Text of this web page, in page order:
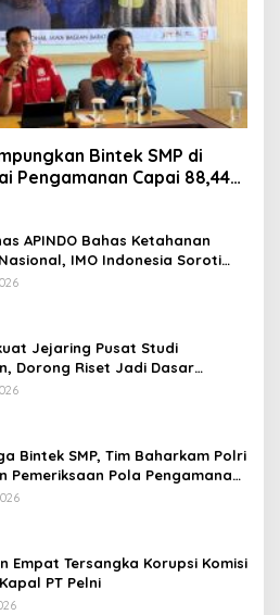
Bintek SMP di
Pengamanan Capai 88,44
APINDO Bahas Ketahanan
IMO Indonesia Soroti
Kolaborasi Lintas Sektor
Jejaring Pusat Studi
Dorong Riset Jadi Dasar
dan Inovasi
Bintek SMP, Tim Baharkam Polri
Pemeriksaan Pola Pengamanan
Patra Niaga Jabar
Empat Tersangka Korupsi Komisi
PT Pelni